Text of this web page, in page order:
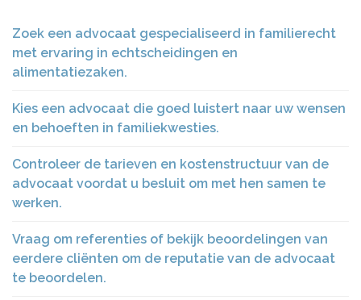
Zoek een advocaat gespecialiseerd in familierecht
met ervaring in echtscheidingen en
alimentatiezaken.
Kies een advocaat die goed luistert naar uw wensen
en behoeften in familiekwesties.
Controleer de tarieven en kostenstructuur van de
advocaat voordat u besluit om met hen samen te
werken.
Vraag om referenties of bekijk beoordelingen van
eerdere cliënten om de reputatie van de advocaat
te beoordelen.